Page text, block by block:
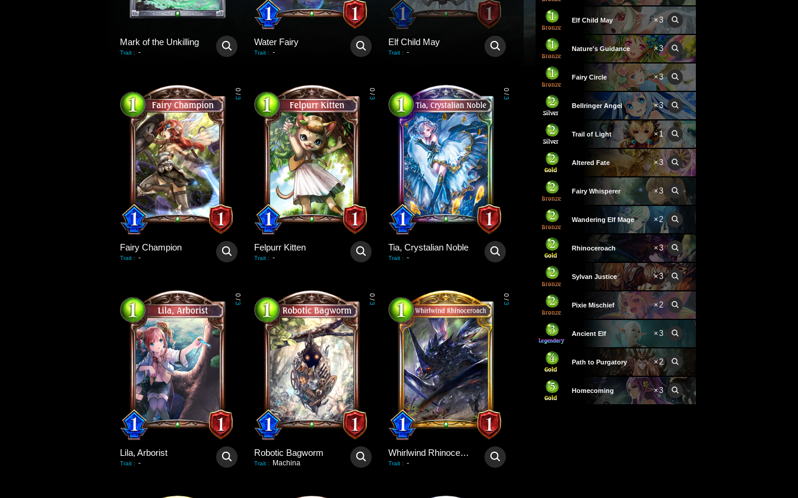
Mark of the Unkilling
Trait : -
Water Fairy
Trait : -
Elf Child May
Trait : -
0
/
3
Fairy Champion
Trait : -
0
/
3
Felpurr Kitten
Trait : -
0
/
3
Tia, Crystalian Noble
Trait : -
0
/
3
Lila, Arborist
Trait : -
0
/
3
Robotic Bagworm
Trait : Machina
0
/
3
Whirlwind Rhinoceroach
Trait : -
Elf Child May ×3
Nature's Guidance ×3
Fairy Circle ×3
Bellringer Angel ×3
Trail of Light ×1
Altered Fate ×3
Fairy Whisperer ×3
Wandering Elf Mage ×2
Rhinoceroach ×3
Sylvan Justice ×3
Pixie Mischief ×2
Ancient Elf ×3
Path to Purgatory ×2
Homecoming ×3